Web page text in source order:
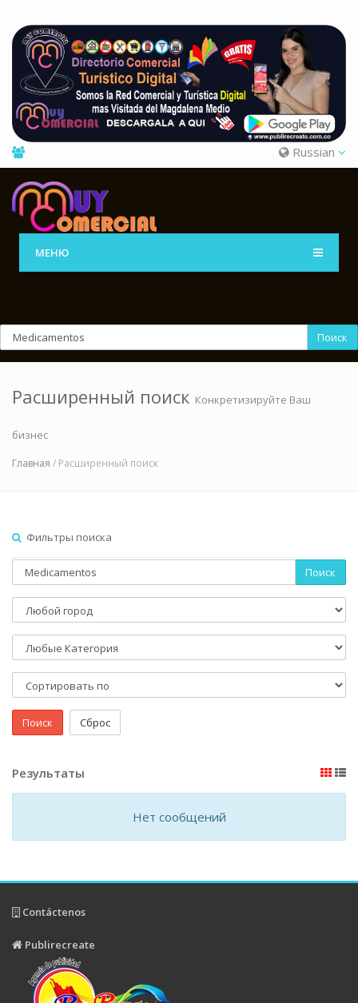
Russian
МЕНЮ
Поиск
Расширенный поиск Конкретизируйте Ваш
бизнес
Главная / Расширенный поиск
Фильтры поиска
Поиск
Поиск Сброс
Результаты
Нет сообщений
Contáctenos
Publirecreate